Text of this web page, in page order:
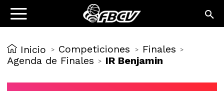
Inicio > Competiciones > Finales >
Agenda de Finales > IR Benjamin